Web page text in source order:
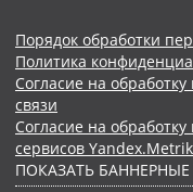
Порядок обработки
Политика
Согласие на
связи
Согласие на
сервисов
ПОКАЗАТЬ